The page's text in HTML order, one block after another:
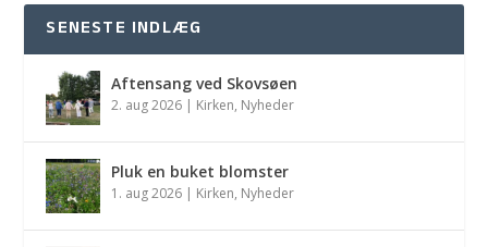
SENESTE INDLÆG
Aftensang ved Skovsøen
2. aug 2026 | Kirken, Nyheder
Pluk en buket blomster
1. aug 2026 | Kirken, Nyheder